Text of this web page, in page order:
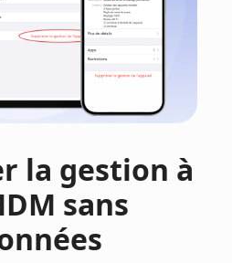
la gestion à
sans